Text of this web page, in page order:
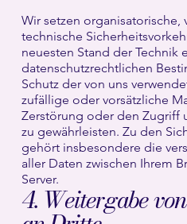
Wir setzen organisatorische,
technische
neuesten Stand der Technik
datenschutzrechtlichen
Schutz der von uns
zufällige oder vorsätzliche
Zerstörung oder den Zugriff
zu gewährleisten. Zu den
gehört insbesondere die
aller Daten zwischen Ihrem
Server.
4. Weitergabe